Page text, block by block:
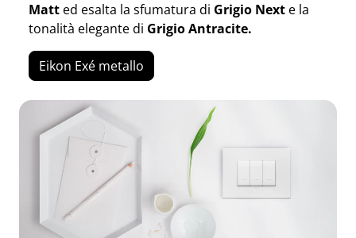
Matt ed esalta la sfumatura di Grigio Next e la
tonalità elegante di Grigio Antracite.
Eikon Exé metallo